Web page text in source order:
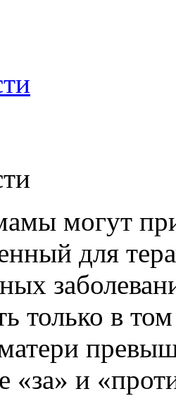
могут
для
только в
«за» и